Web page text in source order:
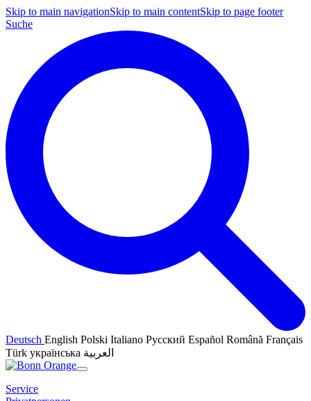
Skip to main navigationSkip to main contentSkip to page footer
Suche
Deutsch English Polski Italiano Русский Español Română Français
Türk українська العربية
Service